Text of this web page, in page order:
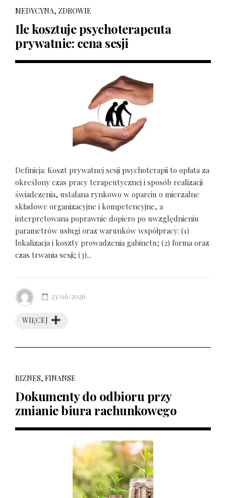
MEDYCYNA, ZDROWIE
Ile kosztuje psychoterapeuta
prywatnie: cena sesji
Definicja: Koszt prywatnej sesji psychoterapii to opłata za
określony czas pracy terapeutycznej i sposób realizacji
świadczenia, ustalana rynkowo w oparciu o mierzalne
składowe organizacyjne i kompetencyjne, a
interpretowana poprawnie dopiero po uwzględnieniu
parametrów usługi oraz warunków współpracy: (1)
lokalizacja i koszty prowadzenia gabinetu; (2) forma oraz
czas trwania sesji; (3)...
WIĘCEJ
23/06/2026
BIZNES, FINANSE
Dokumenty do odbioru przy
zmianie biura rachunkowego